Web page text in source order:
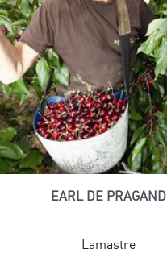
EARL DE PRAGAND
Lamastre